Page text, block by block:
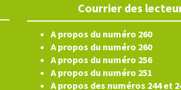
Courrier des
A propos du numéro 260
A propos du numéro 260
A propos du numéro 256
A propos du numéro 251
A propos des numéros 244 et